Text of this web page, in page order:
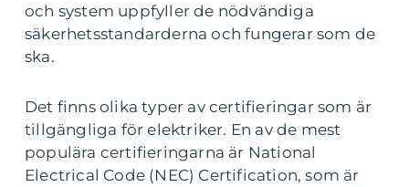
och system uppfyller de nödvändiga
säkerhetsstandarderna och fungerar som de
ska.
Det finns olika typer av certifieringar som är
tillgängliga för elektriker. En av de mest
populära certifieringarna är National
Electrical Code (NEC) Certification, som är